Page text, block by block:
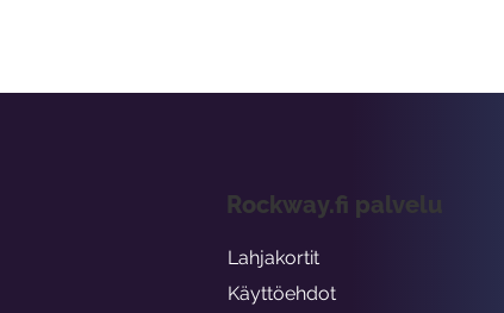
Rockway.fi palvelu
Lahjakortit
Käyttöehdot